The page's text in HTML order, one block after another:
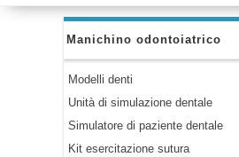
Manichino odontoiatrico
Modelli denti
Unità di simulazione dentale
Simulatore di paziente dentale
Kit esercitazione sutura